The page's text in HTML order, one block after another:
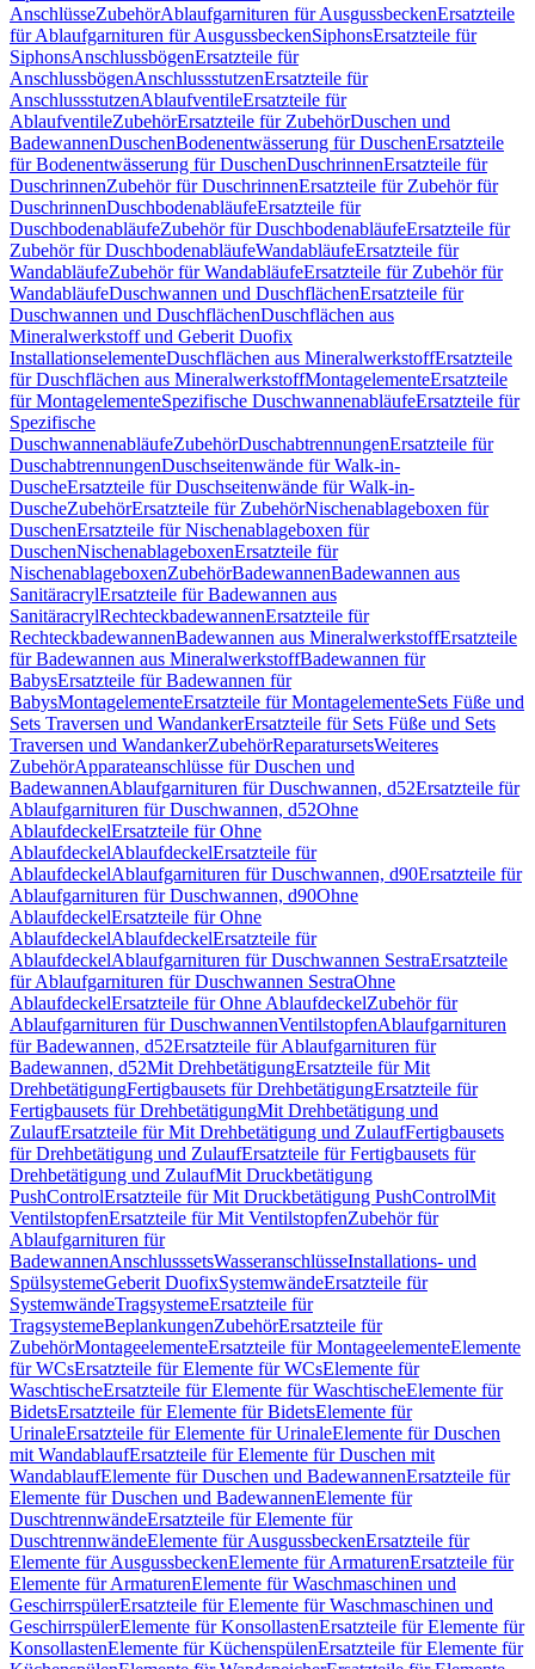
AnschlüsseZubehörAblaufgarnituren für AusgussbeckenErsatzteile
für Ablaufgarnituren für AusgussbeckenSiphonsErsatzteile für
SiphonsAnschlussbögenErsatzteile für
AnschlussbögenAnschlussstutzenErsatzteile für
AnschlussstutzenAblaufventileErsatzteile für
AblaufventileZubehörErsatzteile für ZubehörDuschen und
BadewannenDuschenBodenentwässerung für DuschenErsatzteile
für Bodenentwässerung für DuschenDuschrinnenErsatzteile für
DuschrinnenZubehör für DuschrinnenErsatzteile für Zubehör für
DuschrinnenDuschbodenabläufeErsatzteile für
DuschbodenabläufeZubehör für DuschbodenabläufeErsatzteile für
Zubehör für DuschbodenabläufeWandabläufeErsatzteile für
WandabläufeZubehör für WandabläufeErsatzteile für Zubehör für
WandabläufeDuschwannen und DuschflächenErsatzteile für
Duschwannen und DuschflächenDuschflächen aus
Mineralwerkstoff und Geberit Duofix
InstallationselementeDuschflächen aus MineralwerkstoffErsatzteile
für Duschflächen aus MineralwerkstoffMontagelementeErsatzteile
für MontagelementeSpezifische DuschwannenabläufeErsatzteile für
Spezifische
DuschwannenabläufeZubehörDuschabtrennungenErsatzteile für
DuschabtrennungenDuschseitenwände für Walk-in-
DuscheErsatzteile für Duschseitenwände für Walk-in-
DuscheZubehörErsatzteile für ZubehörNischenablageboxen für
DuschenErsatzteile für Nischenablageboxen für
DuschenNischenablageboxenErsatzteile für
NischenablageboxenZubehörBadewannenBadewannen aus
SanitäracrylErsatzteile für Badewannen aus
SanitäracrylRechteckbadewannenErsatzteile für
RechteckbadewannenBadewannen aus MineralwerkstoffErsatzteile
für Badewannen aus MineralwerkstoffBadewannen für
BabysErsatzteile für Badewannen für
BabysMontagelementeErsatzteile für MontagelementeSets Füße und
Sets Traversen und WandankerErsatzteile für Sets Füße und Sets
Traversen und WandankerZubehörReparatursetsWeiteres
ZubehörApparateanschlüsse für Duschen und
BadewannenAblaufgarnituren für Duschwannen, d52Ersatzteile für
Ablaufgarnituren für Duschwannen, d52Ohne
AblaufdeckelErsatzteile für Ohne
AblaufdeckelAblaufdeckelErsatzteile für
AblaufdeckelAblaufgarnituren für Duschwannen, d90Ersatzteile für
Ablaufgarnituren für Duschwannen, d90Ohne
AblaufdeckelErsatzteile für Ohne
AblaufdeckelAblaufdeckelErsatzteile für
AblaufdeckelAblaufgarnituren für Duschwannen SestraErsatzteile
für Ablaufgarnituren für Duschwannen SestraOhne
AblaufdeckelErsatzteile für Ohne AblaufdeckelZubehör für
Ablaufgarnituren für DuschwannenVentilstopfenAblaufgarnituren
für Badewannen, d52Ersatzteile für Ablaufgarnituren für
Badewannen, d52Mit DrehbetätigungErsatzteile für Mit
DrehbetätigungFertigbausets für DrehbetätigungErsatzteile für
Fertigbausets für DrehbetätigungMit Drehbetätigung und
ZulaufErsatzteile für Mit Drehbetätigung und ZulaufFertigbausets
für Drehbetätigung und ZulaufErsatzteile für Fertigbausets für
Drehbetätigung und ZulaufMit Druckbetätigung
PushControlErsatzteile für Mit Druckbetätigung PushControlMit
VentilstopfenErsatzteile für Mit VentilstopfenZubehör für
Ablaufgarnituren für
BadewannenAnschlusssetsWasseranschlüsseInstallations- und
SpülsystemeGeberit DuofixSystemwändeErsatzteile für
SystemwändeTragsystemeErsatzteile für
TragsystemeBeplankungenZubehörErsatzteile für
ZubehörMontageelementeErsatzteile für MontageelementeElemente
für WCsErsatzteile für Elemente für WCsElemente für
WaschtischeErsatzteile für Elemente für WaschtischeElemente für
BidetsErsatzteile für Elemente für BidetsElemente für
UrinaleErsatzteile für Elemente für UrinaleElemente für Duschen
mit WandablaufErsatzteile für Elemente für Duschen mit
WandablaufElemente für Duschen und BadewannenErsatzteile für
Elemente für Duschen und BadewannenElemente für
DuschtrennwändeErsatzteile für Elemente für
DuschtrennwändeElemente für AusgussbeckenErsatzteile für
Elemente für AusgussbeckenElemente für ArmaturenErsatzteile für
Elemente für ArmaturenElemente für Waschmaschinen und
GeschirrspülerErsatzteile für Elemente für Waschmaschinen und
GeschirrspülerElemente für KonsollastenErsatzteile für Elemente für
KonsollastenElemente für KüchenspülenErsatzteile für Elemente für